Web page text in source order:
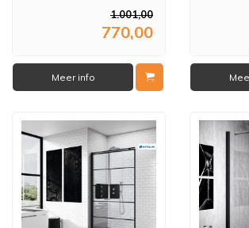
1.001,00
770,00
Meer info